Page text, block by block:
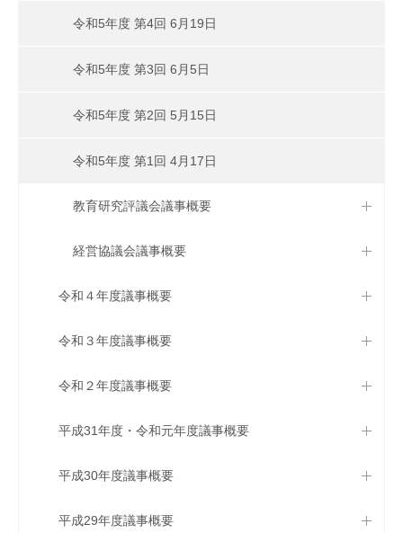
令和5年度 第4回 6月19日
令和5年度 第3回 6月5日
令和5年度 第2回 5月15日
令和5年度 第1回 4月17日
教育研究評議会議事概要
経営協議会議事概要
令和４年度議事概要
令和３年度議事概要
令和２年度議事概要
平成31年度・令和元年度議事概要
平成30年度議事概要
平成29年度議事概要